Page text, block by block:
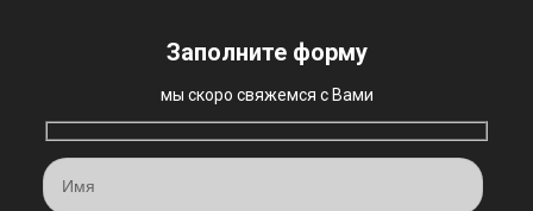
Заполните форму
мы скоро свяжемся с Вами